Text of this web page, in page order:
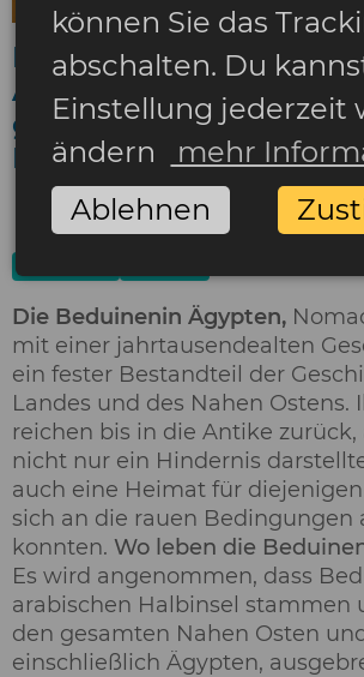
Das Leben der
Ägypten: Traditionen,
geheimnisvolle
Nomadenstämme
Die Beduinenin Ägypten,
mit einer jahrtausendealten
ein fester Bestandteil der
Landes und des Nahen Ostens.
reichen bis in die Antike zurück,
nicht nur ein Hindernis
auch eine Heimat für
sich an die rauen Bedingungen
konnten. Wo leben die
Es wird angenommen, dass
arabischen Halbinsel stammen
den gesamten Nahen Osten
einschließlich Ägypten,
können Sie das
abschalten. Du
Einstellung jederzeit
ändern
mehr
Ablehnen